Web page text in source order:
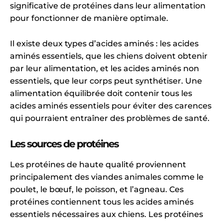
significative de protéines dans leur alimentation
pour fonctionner de manière optimale.
Il existe deux types d’acides aminés : les acides
aminés essentiels, que les chiens doivent obtenir
par leur alimentation, et les acides aminés non
essentiels, que leur corps peut synthétiser. Une
alimentation équilibrée doit contenir tous les
acides aminés essentiels pour éviter des carences
qui pourraient entraîner des problèmes de santé.
Les sources de protéines
Les protéines de haute qualité proviennent
principalement des viandes animales comme le
poulet, le bœuf, le poisson, et l’agneau. Ces
protéines contiennent tous les acides aminés
essentiels nécessaires aux chiens. Les protéines